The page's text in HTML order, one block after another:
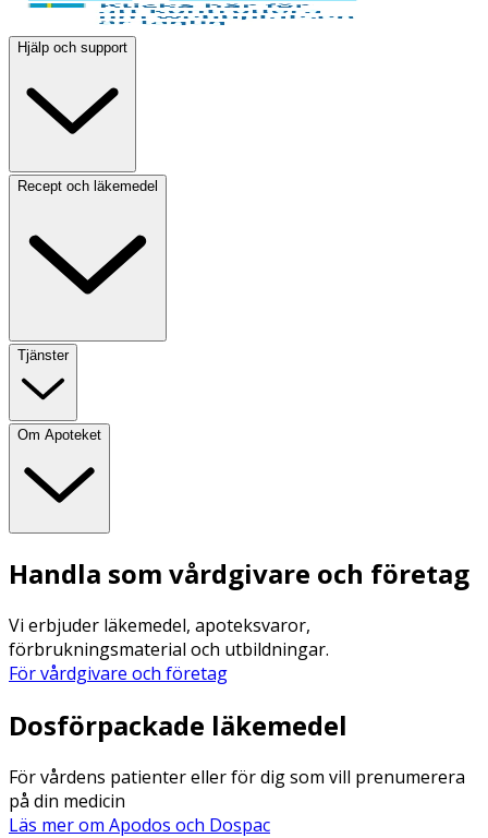
Hjälp och support
Recept och läkemedel
Tjänster
Om Apoteket
Handla som vårdgivare och företag
Vi erbjuder läkemedel, apoteksvaror,
förbrukningsmaterial och utbildningar.
För vårdgivare och företag
Dosförpackade läkemedel
För vårdens patienter eller för dig som vill prenumerera
på din medicin
Läs mer om Apodos och Dospac